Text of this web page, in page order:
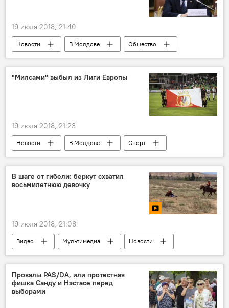
19 июля 2018, 21:40
Новости В Молдове
Общество
Республика Молдова
Павел Филип
закон
водители
"Милсами" выбыл из Лиги Европы
19 июля 2018, 21:23
Новости В Молдове
Спорт
Будни молдавского футбола
Милсами
отборочный раунд
В шаге от гибели: беркут схватил
восьмилетнюю девочку
19 июля 2018, 21:08
Видео Мультимедиа
Новости
Кыргызстан
Бишкек
Иссык Куль
девочка
нападение спасение
Провалы PAS/DA, или протестная
фишка Санду и Нэстасе перед
выборами